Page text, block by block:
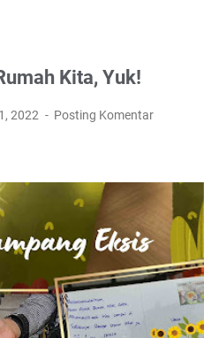
Kita, Yuk!
2022 Posting Komentar